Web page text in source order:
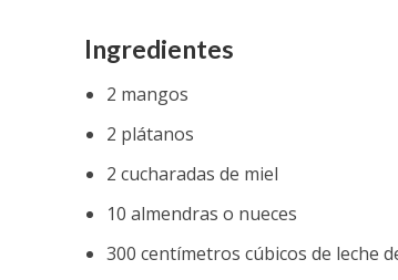
Ingredientes
2 mangos
2 plátanos
2 cucharadas de miel
10 almendras o nueces
300 centímetros cúbicos de leche